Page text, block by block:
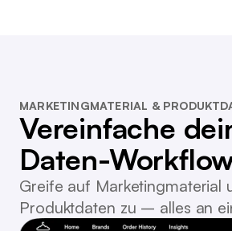
MARKETINGMATERIAL &
Vereinfache
Daten-
Greife auf Marketingmaterial
Produktdaten zu – alles an